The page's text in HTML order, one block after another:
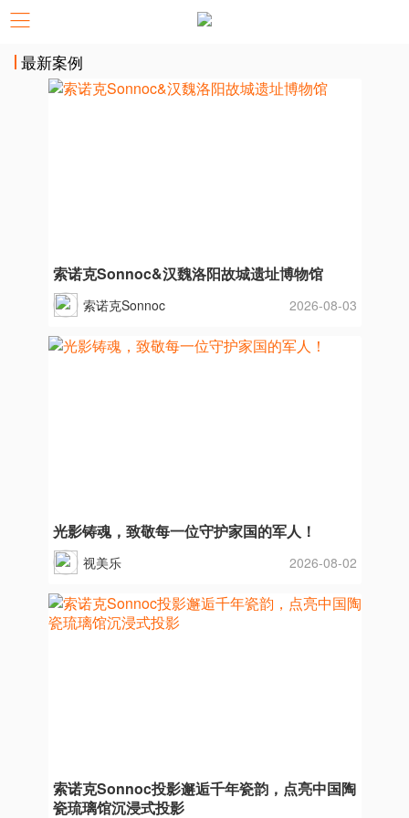
最新案例
索诺克Sonnoc&汉魏洛阳故城遗址博物馆
索诺克Sonnoc 2026-08-03
光影铸魂，致敬每一位守护家国的军人！
视美乐 2026-08-02
索诺克Sonnoc投影邂逅千年瓷韵，点亮中国陶
瓷琉璃馆沉浸式投影